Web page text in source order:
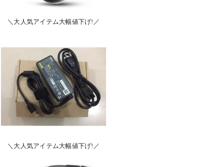
＼大人気アイテム大幅値下げ!／
＼大人気アイテム大幅値下げ!／